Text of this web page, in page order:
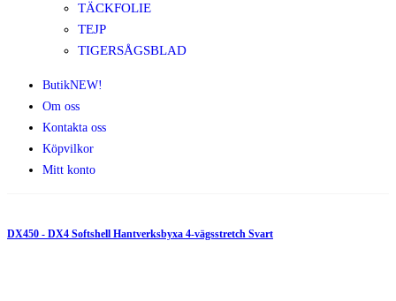
TÄCKFOLIE
TEJP
TIGERSÅGSBLAD
ButikNEW!
Om oss
Kontakta oss
Köpvilkor
Mitt konto
DX450 - DX4 Softshell Hantverksbyxa 4-vägsstretch Svart